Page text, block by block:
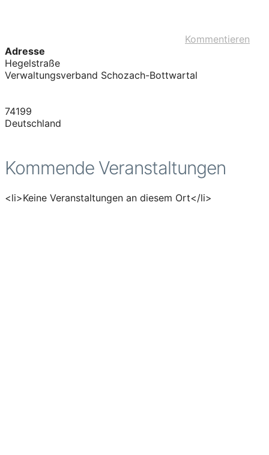
Kommentieren
Adresse
Hegelstraße
Verwaltungsverband Schozach-Bottwartal
74199
Deutschland
Kommende Veranstaltungen
<li>Keine Veranstaltungen an diesem Ort</li>